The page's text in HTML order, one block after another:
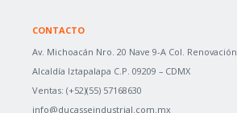
CONTACTO
Av. Michoacán Nro. 20 Nave 9-A Col. Renovación
Alcaldía Iztapalapa C.P. 09209 – CDMX
Ventas: (+52)(55) 57168630
info@ducasseindustrial.com.mx